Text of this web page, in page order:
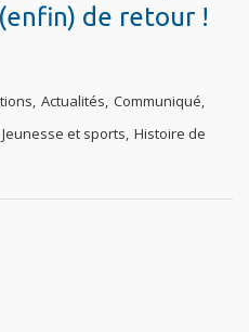
de retour !
, Actualités, Communiqué,
et sports, Histoire de